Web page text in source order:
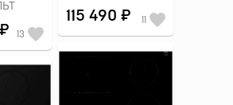
13
115 490 ₽ 11